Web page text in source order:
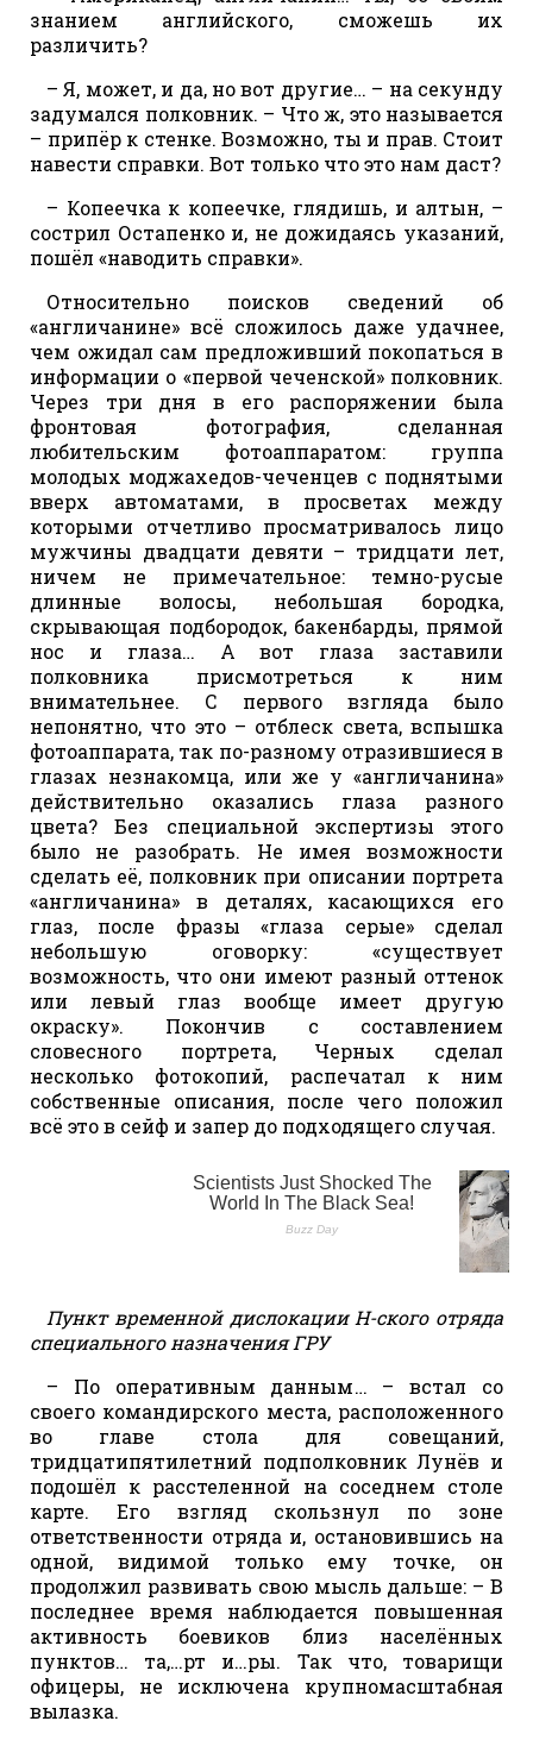
знанием английского, сможешь их
различить?
– Я, может, и да, но вот другие… – на секунду
задумался полковник. – Что ж, это называется
– припёр к стенке. Возможно, ты и прав. Стоит
навести справки. Вот только что это нам даст?
– Копеечка к копеечке, глядишь, и алтын, –
сострил Остапенко и, не дожидаясь указаний,
пошёл «наводить справки».
Относительно поисков сведений об
«англичанине» всё сложилось даже удачнее,
чем ожидал сам предложивший покопаться в
информации о «первой чеченской» полковник.
Через три дня в его распоряжении была
фронтовая фотография, сделанная
любительским фотоаппаратом: группа
молодых моджахедов-чеченцев с поднятыми
вверх автоматами, в просветах между
которыми отчетливо просматривалось лицо
мужчины двадцати девяти – тридцати лет,
ничем не примечательное: темно-русые
длинные волосы, небольшая бородка,
скрывающая подбородок, бакенбарды, прямой
нос и глаза… А вот глаза заставили
полковника присмотреться к ним
внимательнее. С первого взгляда было
непонятно, что это – отблеск света, вспышка
фотоаппарата, так по-разному отразившиеся в
глазах незнакомца, или же у «англичанина»
действительно оказались глаза разного
цвета? Без специальной экспертизы этого
было не разобрать. Не имея возможности
сделать её, полковник при описании портрета
«англичанина» в деталях, касающихся его
глаз, после фразы «глаза серые» сделал
небольшую оговорку: «существует
возможность, что они имеют разный оттенок
или левый глаз вообще имеет другую
окраску». Покончив с составлением
словесного портрета, Черных сделал
несколько фотокопий, распечатал к ним
собственные описания, после чего положил
всё это в сейф и запер до подходящего случая.
Пункт временной дислокации Н-ского отряда
специального назначения ГРУ
– По оперативным данным… – встал со
своего командирского места, расположенного
во главе стола для совещаний,
тридцатипятилетний подполковник Лунёв и
подошёл к расстеленной на соседнем столе
карте. Его взгляд скользнул по зоне
ответственности отряда и, остановившись на
одной, видимой только ему точке, он
продолжил развивать свою мысль дальше: – В
последнее время наблюдается повышенная
активность боевиков близ населённых
пунктов… та,…рт и…ры. Так что, товарищи
офицеры, не исключена крупномасштабная
вылазка.